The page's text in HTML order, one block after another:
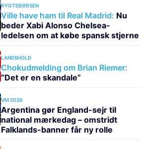
RYGTEBØRSEN
Ville have ham til Real Madrid: Nu
beder Xabi Alonso Chelsea-
ledelsen om at købe spansk stjerne
LANDSHOLD
Chokudmelding om Brian Riemer:
“Det er en skandale”
VM 2026
Argentina gør England-sejr til
national mærkedag – omstridt
Falklands-banner får ny rolle